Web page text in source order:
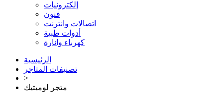
إلكترونيات
فنون
اتصالات وانترنت
أدوات طبية
كهرباء وانارة
الرئيسية
تصنيفات المتاجر
>
متجر لوميتيك